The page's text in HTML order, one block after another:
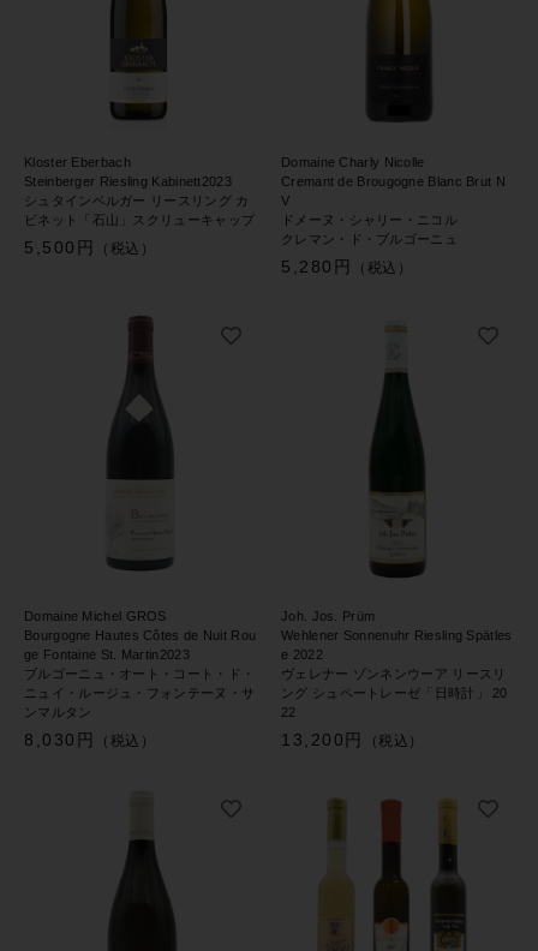
Kloster Eberbach
Steinberger Riesling Kabinett2023
シュタインベルガー リースリング カ
ビネット「石山」スクリューキャップ
5,500円 （税込）
Domaine Charly Nicolle
Cremant de Brougogne Blanc Brut N
V
ドメーヌ・シャリー・ニコル
クレマン・ド・ブルゴーニュ
5,280円 （税込）
Domaine Michel GROS
Bourgogne Hautes Côtes de Nuit Rou
ge Fontaine St. Martin2023
ブルゴーニュ・オート・コート・ド・
ニュイ・ルージュ・フォンテーヌ・サ
ンマルタン
8,030円 （税込）
Joh. Jos. Prüm
Wehlener Sonnenuhr Riesling Spätles
e 2022
ヴェレナー ゾンネンウーア リースリ
ング シュペートレーゼ「日時計」 20
22
13,200円 （税込）